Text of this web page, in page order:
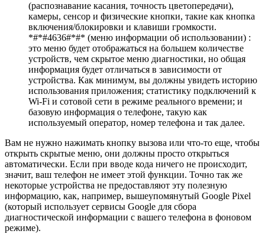
(распознавание касания, точность цветопередачи),
камеры, сенсор и физические кнопки, такие как кнопка
включения/блокировки и клавиши громкости.
*#*#4636#*#* (меню информации об использовании) :
это меню будет отображаться на большем количестве
устройств, чем скрытое меню диагностики, но общая
информация будет отличаться в зависимости от
устройства. Как минимум, вы должны увидеть историю
использования приложения; статистику подключений к
Wi-Fi и сотовой сети в режиме реального времени; и
базовую информация о телефоне, такую как
используемый оператор, номер телефона и так далее.
Вам не нужно нажимать кнопку вызова или что-то еще, чтобы
открыть скрытые меню, они должны просто открыться
автоматически. Если при вводе кода ничего не происходит,
значит, ваш телефон не имеет этой функции. Точно так же
некоторые устройства не предоставляют эту полезную
информацию, как, например, вышеупомянутый Google Pixel
(который использует сервисы Google для сбора
диагностической информации с вашего телефона в фоновом
режиме).